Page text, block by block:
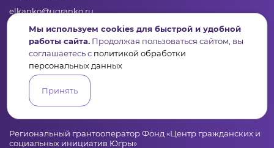
elkanko@ugranko.ru
Адрес
628011, Россия, Ханты-Мансийский автономный округ – Югра,
г. Ханты-Мансийск, ул. Светлая 36
Региональный грантооператор Фонд «Центр гражданских и
социальных инициатив Югры»
Мы используем cookies для быстрой и удобной
работы сайта. Продолжая пользоваться сайтом, вы
соглашаетесь с политикой обработки
персональных данных
Принять